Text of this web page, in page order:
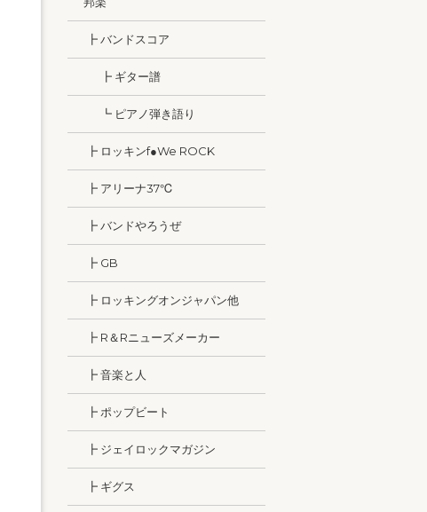
┣ バンドスコア
┣ ギター譜
┗ ピアノ弾き語り
┣ ロッキンf●We ROCK
┣ アリーナ37℃
┣ バンドやろうぜ
┣ GB
┣ ロッキングオンジャパン他
┣ R＆Rニューズメーカー
┣ 音楽と人
┣ ポップビート
┣ ジェイロックマガジン
┣ ギグス